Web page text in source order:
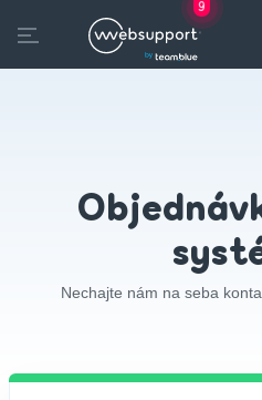
Skip
9
Objednávka správy
Nechajte nám na seba